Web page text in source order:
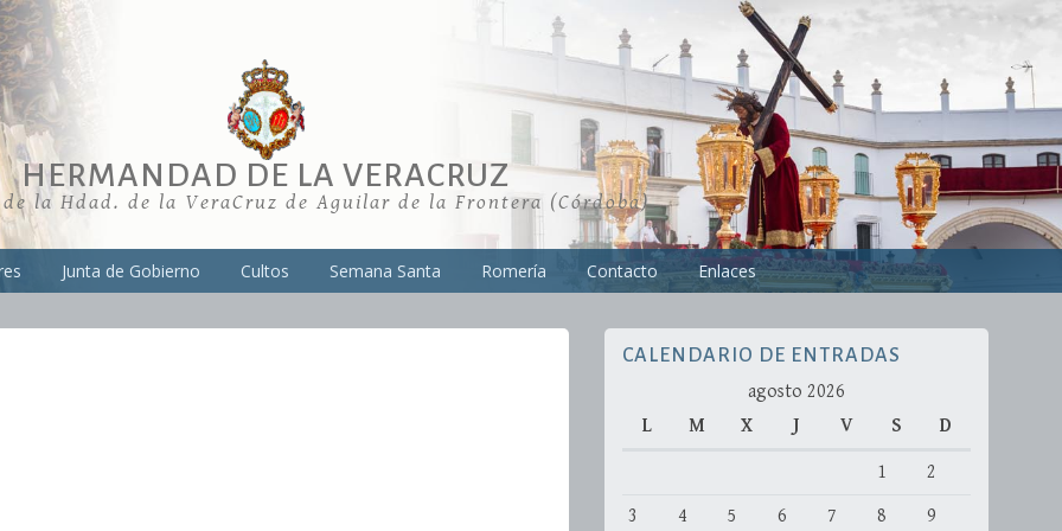
HERMANDAD DE LA VERACRUZ
la Hdad. de la VeraCruz de Aguilar de la Frontera (Córdoba)
Junta de Gobierno Cultos Semana Santa Romería Contacto Enlaces
CALENDARIO DE ENTRADAS
agosto 2026
L
M X J V S D
1
2
3
4 5 6 7 8
9